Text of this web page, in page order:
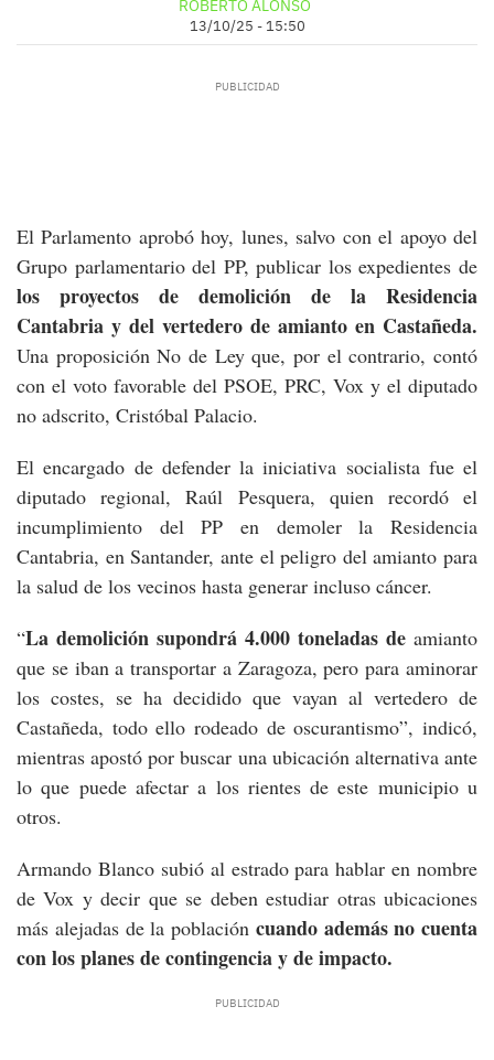
ROBERTO ALONSO
13/10/25 - 15:50
El Parlamento aprobó hoy, lunes, salvo con el apoyo del
Grupo parlamentario del PP, publicar los expedientes de
los proyectos de demolición de la Residencia
Cantabria y del vertedero de amianto en Castañeda.
Una proposición No de Ley que, por el contrario, contó
con el voto favorable del PSOE, PRC, Vox y el diputado
no adscrito, Cristóbal Palacio.
El encargado de defender la iniciativa socialista fue el
diputado regional, Raúl Pesquera, quien recordó el
incumplimiento del PP en demoler la Residencia
Cantabria, en Santander, ante el peligro del amianto para
la salud de los vecinos hasta generar incluso cáncer.
“La demolición supondrá 4.000 toneladas de amianto
que se iban a transportar a Zaragoza, pero para aminorar
los costes, se ha decidido que vayan al vertedero de
Castañeda, todo ello rodeado de oscurantismo”, indicó,
mientras apostó por buscar una ubicación alternativa ante
lo que puede afectar a los rientes de este municipio u
otros.
Armando Blanco subió al estrado para hablar en nombre
de Vox y decir que se deben estudiar otras ubicaciones
más alejadas de la población cuando además no cuenta
con los planes de contingencia y de impacto.